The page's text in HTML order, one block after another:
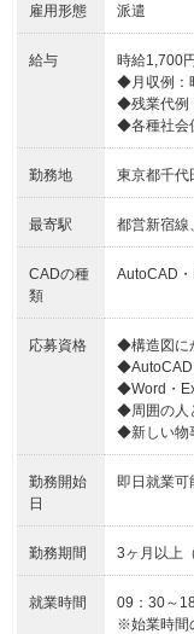
雇用形態 派遣
給与
時給1,700
◆月収例：
◆残業代例
◆各種社会
勤務地 東京都千代
最寄駅 都営新宿線
CADの種
類
AutoCAD
応募資格
◆構造図に
◆AutoCAD
◆Word・
◆周囲の人
◆新しい物
勤務開始
日
即日就業可
勤務期間 3ヶ月以上
就業時間
09：30～
※始業時間